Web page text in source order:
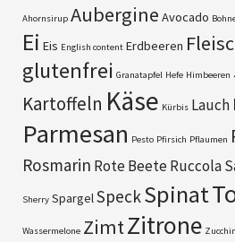
Ahornsirup Aubergine Avocado
Ei Eis English content Erdbeeren
glutenfrei Granatapfel Hefe Himbeeren
Kartoffeln Käse Kürbis Lauch
Parmesan Pesto Pfirsich Pflaumen
Rosmarin Rote BeeteRuccola
Sherry SpargelSpeck Spinat
Wassermelone ZimtZitrone